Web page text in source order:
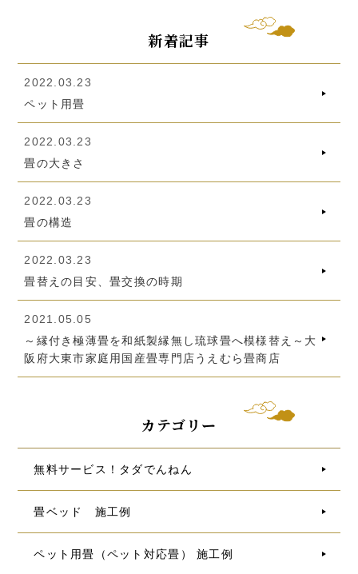
新着記事
2022.03.23
ペット用畳
2022.03.23
畳の大きさ
2022.03.23
畳の構造
2022.03.23
畳替えの目安、畳交換の時期
2021.05.05
～縁付き極薄畳を和紙製縁無し琉球畳へ模様替え～大
阪府大東市家庭用国産畳専門店うえむら畳商店
カテゴリー
無料サービス！タダでんねん
畳ベッド 施工例
ペット用畳（ペット対応畳） 施工例